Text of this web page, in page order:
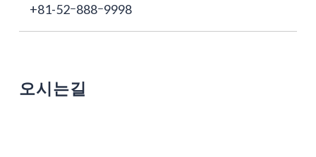
+81-52ｰ888ｰ9998
오시는길